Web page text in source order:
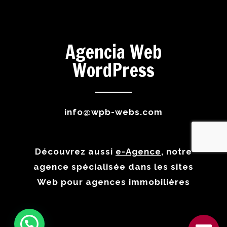
Agencia Web
WordPress
info@wpb-webs.com
Découvrez aussi e-Agence, notre
agence spécialisée dans les sites
Web pour agences immobilières